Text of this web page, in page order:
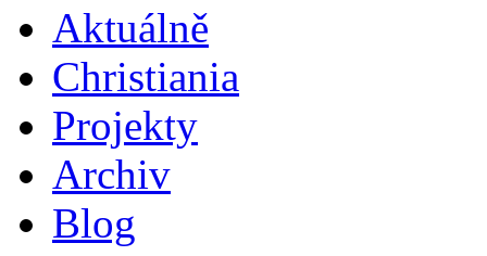
Aktuálně
Christiania
Projekty
Archiv
Blog